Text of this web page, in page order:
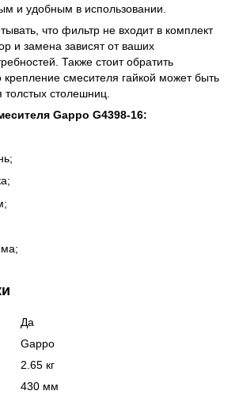
и удобным в использовании.
что фильтр не входит в комплект
и замена зависят от ваших
Также стоит обратить
крепление смесителя гайкой может быть
столешниц.
Gappo G4398-16:
Да
Gappo
2.65 кг
430 мм